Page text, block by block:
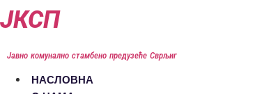
Скочите
на
ЈКСП
Јавно комунално стамбено предузеће Сврљиг
НАСЛОВНА